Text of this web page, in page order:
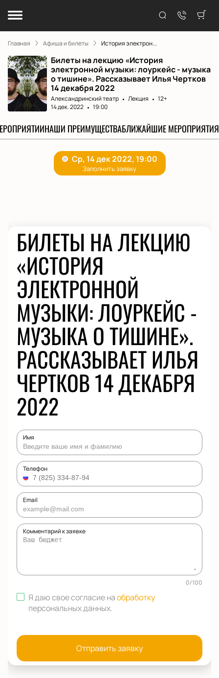
Главная Афиша и билеты История электрон...
Билеты на лекцию «История
электронной музыки: лоуркейс - музыка
о тишине». Рассказывает Илья Чертков
14 декабря 2022
Александринский театр Лекция
12+
14 дек. 2022
19:00
НАШИ ПРЕИМУЩЕСТВАБЛИЖАЙШИЕ МЕРОПРИЯТИЯ
БИЛЕТЫ НА ЛЕКЦИЮ
«ИСТОРИЯ
ЭЛЕКТРОННОЙ
МУЗЫКИ: ЛОУРКЕЙС -
МУЗЫКА О ТИШИНЕ».
РАССКАЗЫВАЕТ ИЛЬЯ
ЧЕРТКОВ 14 ДЕКАБРЯ
2022
Имя
Телефон
Email
Комментарий к заявке
0/100
Я даю свое согласие наобработку
персональных данных.
Отправить заявку